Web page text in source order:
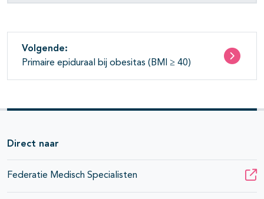
Volgende:
Primaire epiduraal bij obesitas (BMI ≥ 40)
Direct naar
Federatie Medisch Specialisten